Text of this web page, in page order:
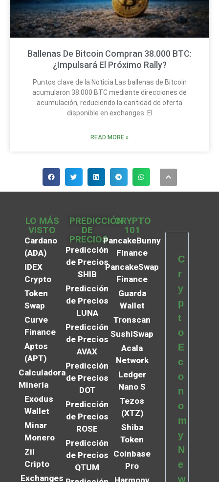
Ballenas De Bitcoin Compran 38.000 BTC:
¿Impulsará El Próximo Rally?
Puntos clave de la Noticia Las ballenas de Bitcoin
acumularon 38.000 BTC mediante direcciones de
acumulación, reduciendo la cantidad de oferta
disponible en exchanges. El
READ MORE »
LO MÁS
VISTO
Cardano
(ADA)
IDEX
Crypto
Token
Swap
Curve
Finance
Aptos
(APT)
Calculadora
Minería
Exodus
Wallet
Minar
Monero
Zil
Cripto
Exchanges
PREDICCIÓN
DE
PRECIOS
Predicción
de Precios
SHIB
Predicción
de Precios
LUNA
Predicción
de Precios
AVAX
Predicción
de Precios
DOT
Predicción
de Precios
ROSE
Predicción
de Precios
QTUM
CRYPTO
101
PancakeBunny
Finance
PancakeSwap
Finance
Guarda
Wallet
Tronscan
SushiSwap
Acala
Network
Ledger
Nano S
Tezos
(XTZ)
Shiba
Token
Coinbase
Pro
C
r
y
p
t
o
E
c
o
n
o
m
y
N
e
w